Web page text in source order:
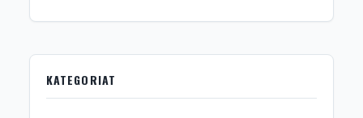
KATEGORIAT